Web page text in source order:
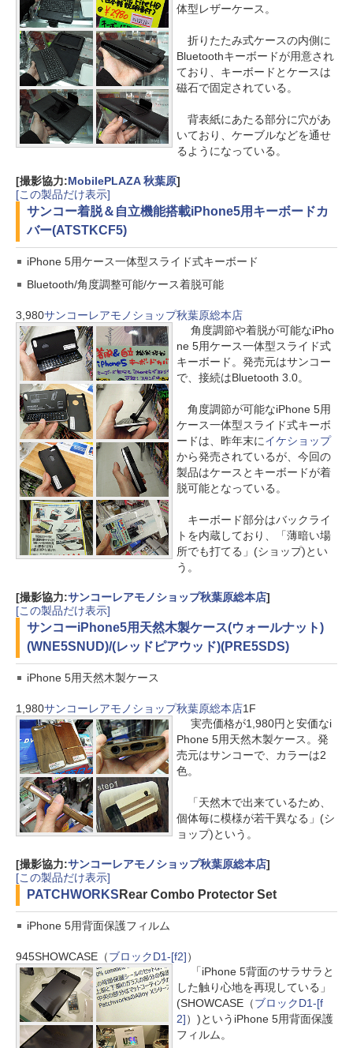
体型レザーケース。
折りたたみ式ケースの内側に
Bluetoothキーボードが用意され
ており、キーボードとケースは
磁石で固定されている。
背表紙にあたる部分に穴があ
いており、ケーブルなどを通せ
るようになっている。
[撮影協力:MobilePLAZA 秋葉原]
[この製品だけ表示]
サンコー着脱＆自立機能搭載iPhone5用キーボードカ
バー(ATSTKCF5)
iPhone 5用ケース一体型スライド式キーボード
Bluetooth/角度調整可能/ケース着脱可能
3,980サンコーレアモノショップ秋葉原総本店
角度調節や着脱が可能なiPho
ne 5用ケース一体型スライド式
キーボード。発売元はサンコー
で、接続はBluetooth 3.0。
角度調節が可能なiPhone 5用
ケース一体型スライド式キーボ
ードは、昨年末にイケショップ
から発売されているが、今回の
製品はケースとキーボードが着
脱可能となっている。
キーボード部分はバックライ
トを内蔵しており、「薄暗い場
所でも打てる」(ショップ)とい
う。
[撮影協力:サンコーレアモノショップ秋葉原総本店]
[この製品だけ表示]
サンコーiPhone5用天然木製ケース(ウォールナット)
(WNE5SNUD)/(レッドピアウッド)(PRE5SDS)
iPhone 5用天然木製ケース
1,980サンコーレアモノショップ秋葉原総本店1F
実売価格が1,980円と安価なi
Phone 5用天然木製ケース。発
売元はサンコーで、カラーは2
色。
「天然木で出来ているため、
個体毎に模様が若干異なる」(シ
ョップ)という。
[撮影協力:サンコーレアモノショップ秋葉原総本店]
[この製品だけ表示]
PATCHWORKS Rear Combo Protector Set
iPhone 5用背面保護フィルム
945SHOWCASE（ブロックD1-[f2]）
「iPhone 5背面のサラサラと
した触り心地を再現している」
(SHOWCASE（ブロックD1-[f
2]）)というiPhone 5用背面保護
フィルム。